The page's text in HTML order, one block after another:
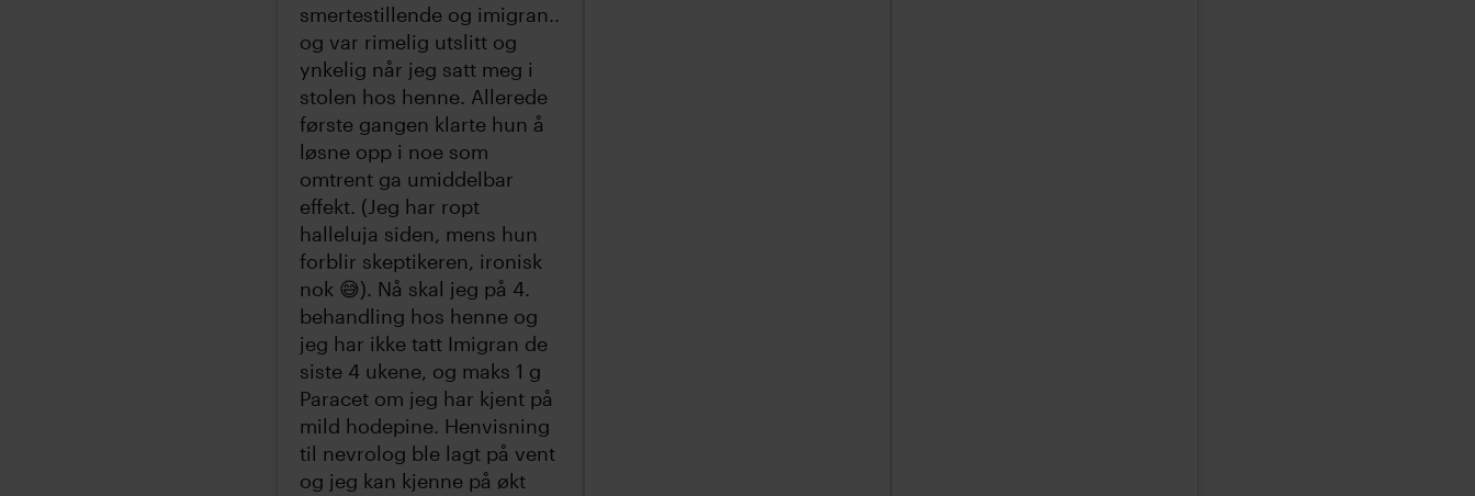
smertestillende og imigran..
og var rimelig utslitt og
ynkelig når jeg satt meg i
stolen hos henne. Allerede
første gangen klarte hun å
løsne opp i noe som
omtrent ga umiddelbar
effekt. (Jeg har ropt
halleluja siden, mens hun
forblir skeptikeren, ironisk
nok 😅). Nå skal jeg på 4.
behandling hos henne og
jeg har ikke tatt Imigran de
siste 4 ukene, og maks 1 g
Paracet om jeg har kjent på
mild hodepine. Henvisning
til nevrolog ble lagt på vent
og jeg kan kjenne på økt